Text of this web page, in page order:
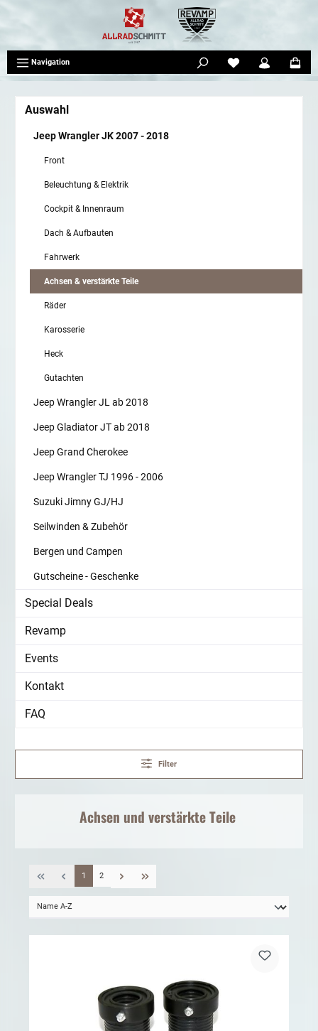
Navigation
Auswahl
Jeep Wrangler JK 2007 - 2018
Front
Beleuchtung & Elektrik
Cockpit & Innenraum
Dach & Aufbauten
Fahrwerk
Achsen & verstärkte Teile
Räder
Karosserie
Heck
Gutachten
Jeep Wrangler JL ab 2018
Jeep Gladiator JT ab 2018
Jeep Grand Cherokee
Jeep Wrangler TJ 1996 - 2006
Suzuki Jimny GJ/HJ
Seilwinden & Zubehör
Bergen und Campen
Gutscheine - Geschenke
Special Deals
Revamp
Events
Kontakt
FAQ
Filter
Achsen und verstärkte Teile
1 2